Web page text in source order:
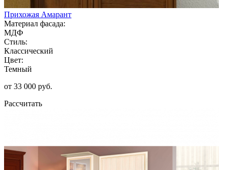
Прихожая Амарант
Материал фасада:
МДФ
Стиль:
Классический
Цвет:
Темный
от 33 000 руб.
Рассчитать